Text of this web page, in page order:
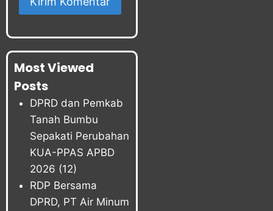
Most Viewed
Posts
DPRD dan Pemkab
Tanah Bumbu
Sepakati Perubahan
KUA-PPAS APBD
2026 (12)
RDP Bersama
DPRD, PT Air Minum